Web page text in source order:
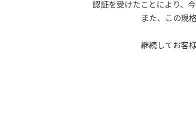
認証を受けたことにより、
また、この規
継続してお客